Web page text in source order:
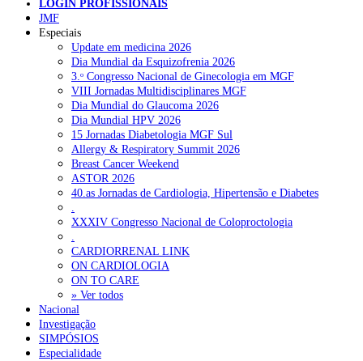
NOTÍCIAS RECENTES
Quase 11.900 jovens recorreram aos cheques psicólogo e
nutricionista no primeiro mês 7 de Agosto, 2026
ULS de Coimbra estreia cirurgia endoscópica do ouvido com
apoio robótico em Portugal 7 de Agosto, 2026
Enfermeiros exigem esclarecimentos sobre eventual gestão
privada da ULS do Algarve
Ordem dos Médicos alerta para riscos no novo sistema de acesso
a consultas e cirurgias 7 de Agosto, 2026
Portugal está a formar os médicos de que precisa?
2026
NOTÍCIAS MAIS LIDAS
LOGIN PROFISSIONAIS
JMF
Especiais
Update em medicina 2026
Dia Mundial da Esquizofrenia 2026
3.ᵒ Congresso Nacional de Ginecologia em MGF
VIII Jornadas Multidisciplinares MGF
Dia Mundial do Glaucoma 2026
Dia Mundial HPV 2026
15 Jornadas Diabetologia MGF Sul
Allergy & Respiratory Summit 2026
Breast Cancer Weekend
ASTOR 2026
40.as Jornadas de Cardiologia, Hipertensão e Diabetes
.
XXXIV Congresso Nacional de Coloproctologia
.
CARDIORRENAL LINK
ON CARDIOLOGIA
ON TO CARE
» Ver todos
Nacional
Investigação
SIMPÓSIOS
Especialidade